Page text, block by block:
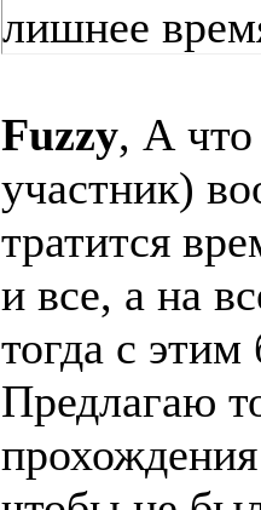
лишнее
Fuzzy, А что
участник)
тратится
и все, а на
тогда с этим
Предлагаю